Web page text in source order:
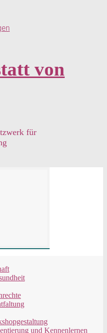
von
für
und Kennenlernen